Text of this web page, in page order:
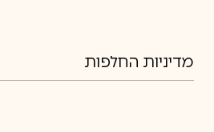
7.5
8
מדיניות החלפות